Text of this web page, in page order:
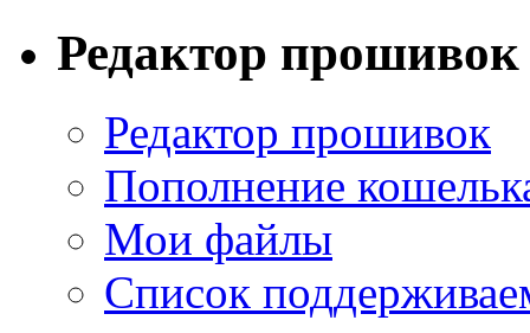
Редактор прошивок
Редактор прошивок
Пополнение
Мои файлы
Список